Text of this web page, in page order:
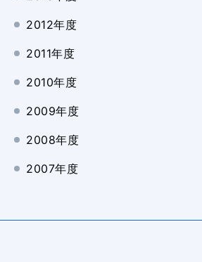
2012年度
2011年度
2010年度
2009年度
2008年度
2007年度